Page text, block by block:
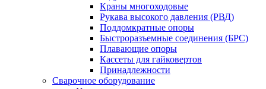
Краны многоходовые
Рукава высокого давления (РВД)
Поддомкратные опоры
Быстроразъемные соединения (БРС)
Плавающие опоры
Кассеты для гайковертов
Принадлежности
Сварочное оборудование